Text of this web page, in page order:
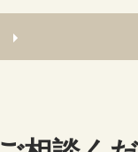
小児矯正